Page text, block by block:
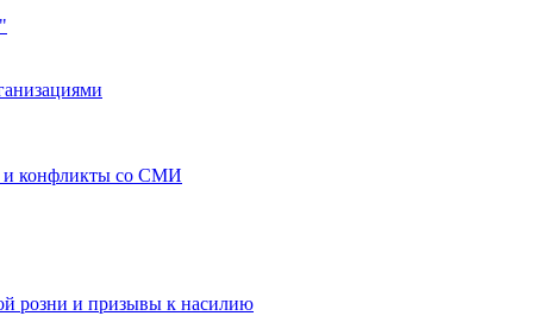
и конфликты со СМИ
розни и призывы к насилию